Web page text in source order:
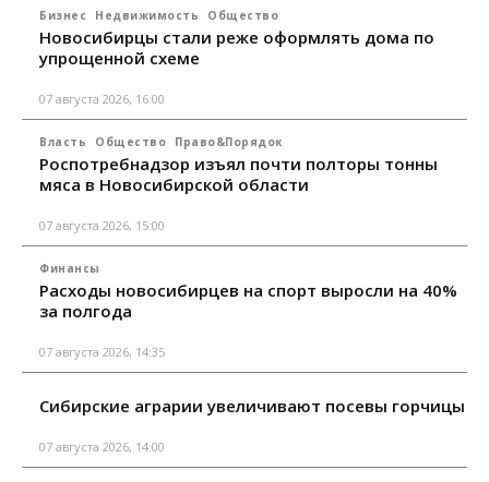
Бизнес Недвижимость Общество
Новосибирцы стали реже оформлять дома по
упрощенной схеме
07 августа 2026, 16:00
Власть Общество Право&Порядок
Роспотребнадзор изъял почти полторы тонны
мяса в Новосибирской области
07 августа 2026, 15:00
Финансы
Расходы новосибирцев на спорт выросли на 40%
за полгода
07 августа 2026, 14:35
Сибирские аграрии увеличивают посевы горчицы
07 августа 2026, 14:00